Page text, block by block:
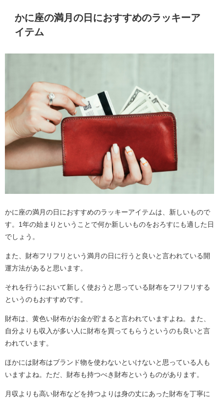
かに座の満月の日におすすめのラッキーア
イテム
かに座の満月の日におすすめのラッキーアイテムは、新しいもので
す。1年の始まりということで何か新しいものをおろすにも適した日
でしょう。
また、財布フリフリという満月の日に行うと良いと言われている開
運方法があると思います。
それを行うにおいて新しく使おうと思っている財布をフリフリする
というのもおすすめです。
財布は、黄色い財布がお金が貯まると言われていますよね。また、
自分よりも収入が多い人に財布を買ってもらうというのも良いと言
われています。
ほかには財布はブランド物を使わないといけないと思っている人も
いますよね。ただ、財布も持つべき財布というものがあります。
月収よりも高い財布などを持つよりは身の丈にあった財布を丁寧に